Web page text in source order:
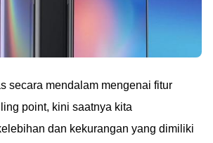
secara mendalam mengenai fitur
point, kini saatnya kita
dan kekurangan yang dimiliki